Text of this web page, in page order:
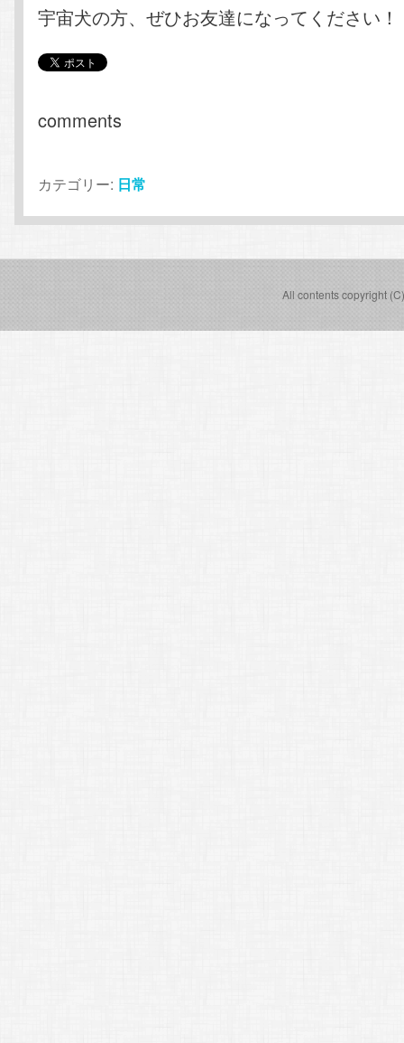
宇宙犬の方、ぜひお友達になってください！
comments
カテゴリー: 日常
All contents copyright